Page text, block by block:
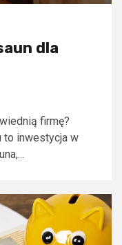
dla
firmę?
to inwestycja w